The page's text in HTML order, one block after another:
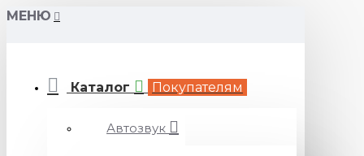
МЕНЮ
Каталог Покупателям
Автозвук